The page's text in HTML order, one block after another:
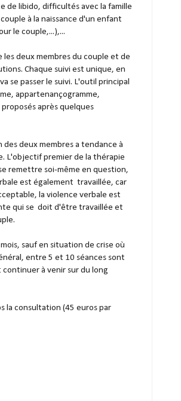
de libido, difficultés avec la famille
à la naissance d'un enfant
le couple,...),...
deux membres du couple et de
Chaque suivi est unique, en
se passer le suivi. L'outil principal
appartenançogramme,
après quelques
deux membres a tendance à
L'objectif premier de la thérapie
remettre soi-même en question,
est également travaillée, car
la violence verbale est
qui se doit d'être travaillée et
sauf en situation de crise où
entre 5 et 10 séances sont
à venir sur du long
la consultation (45 euros par